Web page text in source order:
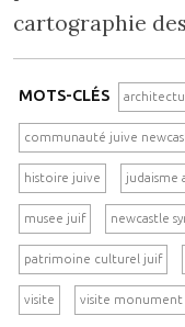
cartographie
MOTS-CLÉS
communauté juive
histoire juive judaisme
musee juif newcastle
patrimoine culturel juif
visite visite monument